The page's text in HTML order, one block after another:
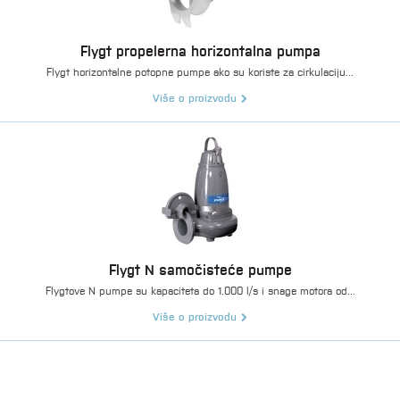
Flygt propelerna horizontalna pumpa
Flygt horizontalne potopne pumpe ako su koriste za cirkulaciju...
Više o proizvodu
Flygt N samočisteće pumpe
Flygtove N pumpe su kapaciteta do 1.000 l/s i snage motora od...
Više o proizvodu